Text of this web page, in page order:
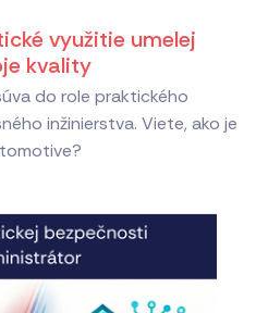
využitie umelej
kvality
do role praktického
inžinierstva. Viete, ako je